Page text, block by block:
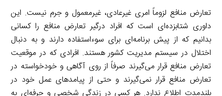
تعارض منافع لزوماً امری غیرعادی، غیرمعمول و جرم نیست. این
داوری شتابزده‌ای است که افراد درگیر تعارض منافع را کسانی
بدانیم که از پیش برنامه‌ای برای سوءاستفاده دارند و به دنبال
اختلال در سیستم مدیریت کشور هستند. افرادی که در موقعیت
تعارض منافع قرار می‌گیرند صرفاً از روی آگاهی و خودخواسته در
تعارض منافع قرار نمی‌گیرند و حتی از پیامدهای عمل خود در